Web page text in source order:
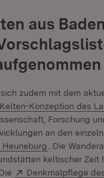
aus
zudem mit dem
Extern:
Kelten-Konzeption des
Forschung
an den
. Die
keltischer Zeit
Extern:
Denkmalpflege